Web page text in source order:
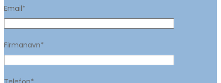
Email*
Firmanavn*